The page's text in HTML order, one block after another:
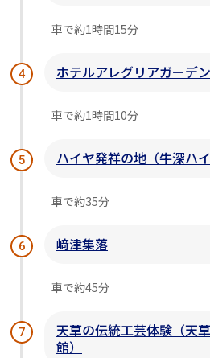
車で約1時間15分
4 ホテルアレグリアガーデ
車で約1時間10分
5 ハイヤ発祥の地（牛深ハイ
車で約35分
6 﨑津集落
車で約45分
7
天草の伝統工芸体験（天
館）